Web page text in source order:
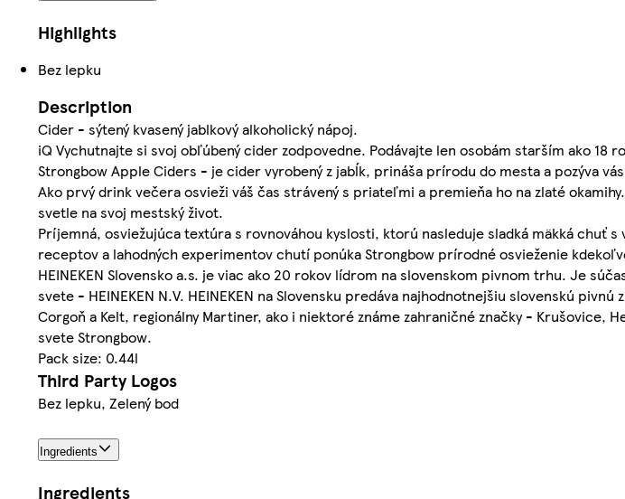
Highlights
Bez lepku
Description
Cider - sýtený kvasený jablkový alkoholický nápoj.
iQ Vychutnajte si svoj obľúbený cider zodpovedne. Podávajte len osobám starším ako 18
Strongbow Apple Ciders - je cider vyrobený z jabĺk, prináša prírodu do mesta a pozýva
Ako prvý drink večera osvieži váš čas strávený s priateľmi a premieňa ho na zlaté
svetle na svoj mestský život.
Príjemná, osviežujúca textúra s rovnováhou kyslosti, ktorú nasleduje sladká mäkká chuť
receptov a lahodných experimentov chutí ponúka Strongbow prírodné osvieženie
HEINEKEN Slovensko a.s. je viac ako 20 rokov lídrom na slovenskom pivnom trhu. Je
svete - HEINEKEN N.V. HEINEKEN na Slovensku predáva najhodnotnejšiu slovenskú
Corgoň a Kelt, regionálny Martiner, ako i niektoré známe zahraničné značky - Krušovice,
svete Strongbow.
Pack size: 0.44l
Third Party Logos
Bez lepku, Zelený bod
Ingredients
Ingredients